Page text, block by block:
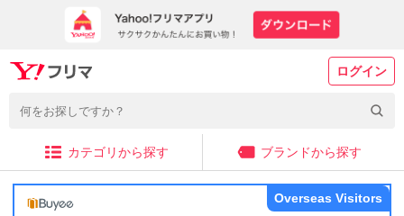
ログイン
カテゴリから探す ブランドから探す
Overseas Visitors